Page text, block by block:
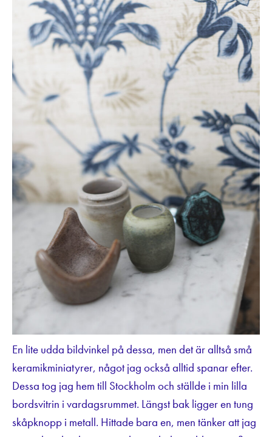
En lite udda bildvinkel på dessa, men det är alltså små
keramikminiatyrer, något jag också alltid spanar efter.
Dessa tog jag hem till Stockholm och ställde i min lilla
bordsvitrin i vardagsrummet. Längst bak ligger en tung
skåpknopp i metall. Hittade bara en, men tänker att jag